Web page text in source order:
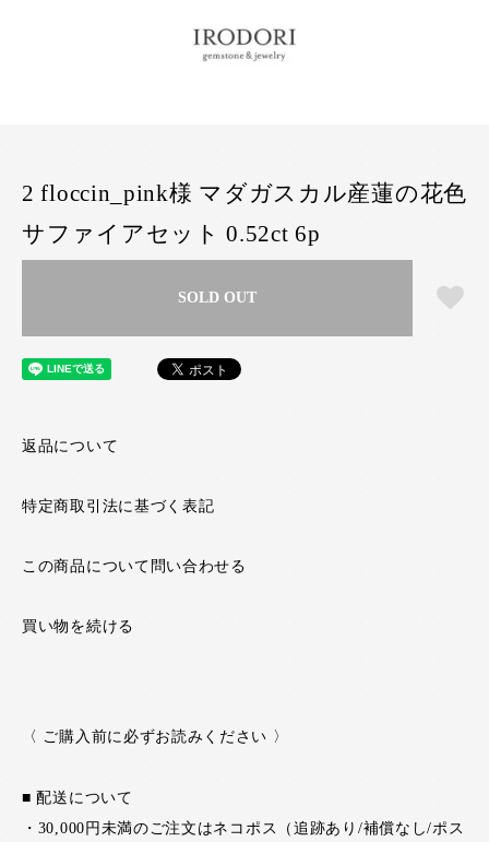
2 floccin_pink様 マダガスカル産蓮の花色
サファイアセット 0.52ct 6p
SOLD OUT
返品について
特定商取引法に基づく表記
この商品について問い合わせる
買い物を続ける
〈 ご購入前に必ずお読みください 〉
■ 配送について
・30,000円未満のご注文はネコポス（追跡あり/補償なし/ポス